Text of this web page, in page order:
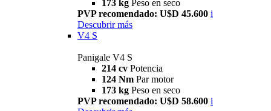
173 kg Peso en seco
PVP recomendado: U$D 45.600 i
Descubrir más
V4 S
Panigale V4 S
214 cv Potencia
124 Nm Par motor
173 kg Peso en seco
PVP recomendado: U$D 58.600 i